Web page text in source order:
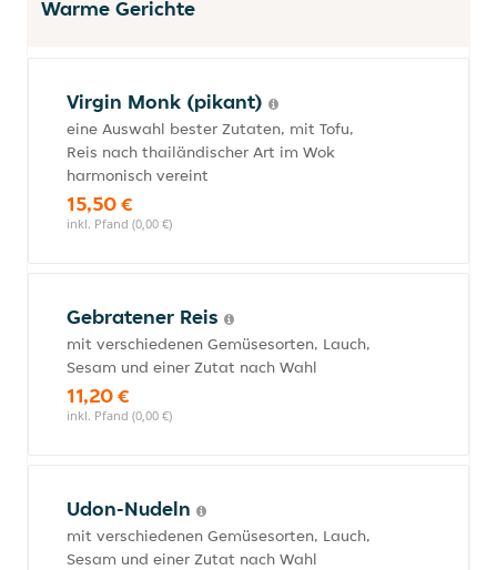
Warme Gerichte
Virgin Monk (pikant)
eine Auswahl bester Zutaten, mit Tofu,
Reis nach thailändischer Art im Wok
harmonisch vereint
15,50 €
inkl. Pfand (0,00 €)
Gebratener Reis
mit verschiedenen Gemüsesorten, Lauch,
Sesam und einer Zutat nach Wahl
11,20 €
inkl. Pfand (0,00 €)
Udon-Nudeln
mit verschiedenen Gemüsesorten, Lauch,
Sesam und einer Zutat nach Wahl